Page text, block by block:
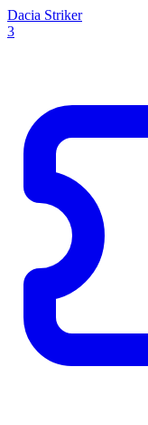
Dacia Striker
3